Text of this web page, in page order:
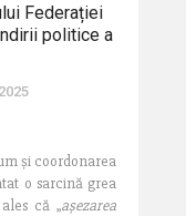
Federației
politice a
și coordonarea
o sarcină grea
că „așezarea